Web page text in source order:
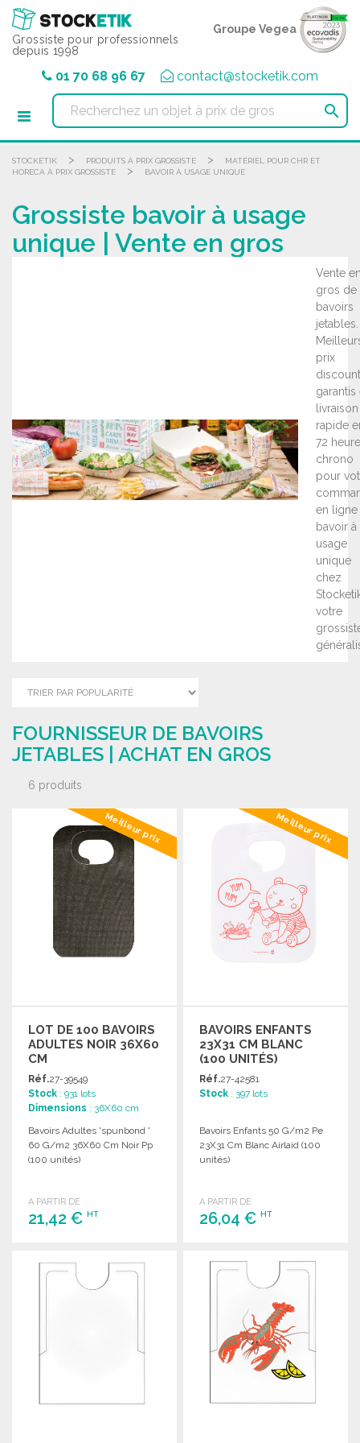
Grossiste pour professionnels
depuis 1998
Groupe Vegea
01 70 68 96 67 contact@stocketik.com

STOCKETIK > PRODUITS À PRIX GROSSISTE >
MATÉRIEL POUR CHR ET
HORECA À PRIX GROSSISTE
> BAVOIR À USAGE UNIQUE
Grossiste bavoir à usage
unique | Vente en gros
Vente
gros de
bavoirs
jetables.
prix
discount
garantis
livraison
rapide
72
chrono
pour
en ligne
bavoir à
usage
unique
chez
votre
FOURNISSEUR DE BAVOIRS
JETABLES | ACHAT EN GROS
6 produits
Meilleur prix
LOT DE 100 BAVOIRS
ADULTES NOIR 36X60
CM
Réf.27-39549
Stock : 931 lots
Dimensions : 36X60 cm
Bavoirs Adultes 'spunbond '
60 G/m2 36X60 Cm Noir Pp
(100 unités)
A PARTIR DE
21,42 € HT
Demander un devis
Meilleur prix
BAVOIRS ENFANTS
23X31 CM BLANC
(100 UNITÉS)
Réf.27-42581
Stock : 397 lots
Bavoirs Enfants 50 G/m2 Pe
23X31 Cm Blanc Airlaid (100
unités)
A PARTIR DE
26,04 €HT
Demander un devis
Panneau de gestion des cookies